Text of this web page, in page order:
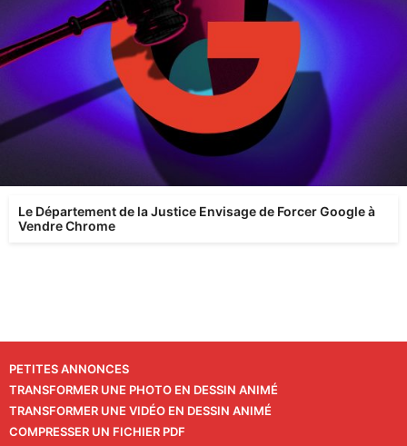
Le Département de la Justice Envisage de Forcer Google à
Vendre Chrome
PETITES ANNONCES
TRANSFORMER UNE PHOTO EN DESSIN ANIMÉ
TRANSFORMER UNE VIDÉO EN DESSIN ANIMÉ
COMPRESSER UN FICHIER PDF